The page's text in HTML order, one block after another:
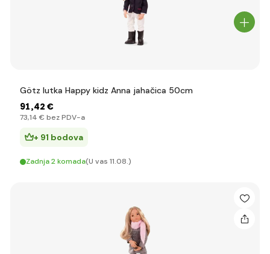
Götz lutka Happy kidz Anna jahačica 50cm
91,42 €
73,14 € bez PDV-a
+ 91 bodova
Zadnja 2 komada(U vas 11.08.)